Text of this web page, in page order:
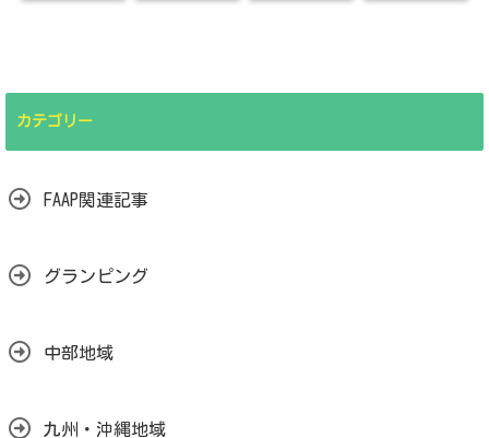
カテゴリー
FAAP関連記事
グランピング
中部地域
九州・沖縄地域